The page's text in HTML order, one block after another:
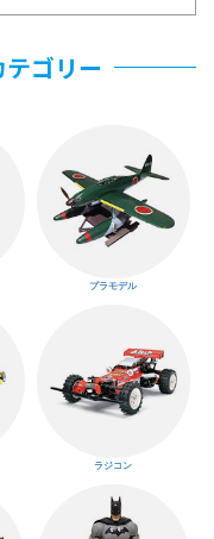
ゴリー
プラモデル
ラジコン